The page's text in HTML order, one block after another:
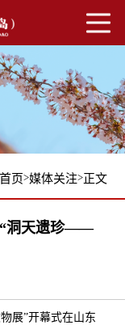
首页>媒体关注>正文
“洞天遗珍——
展”开幕式在山东